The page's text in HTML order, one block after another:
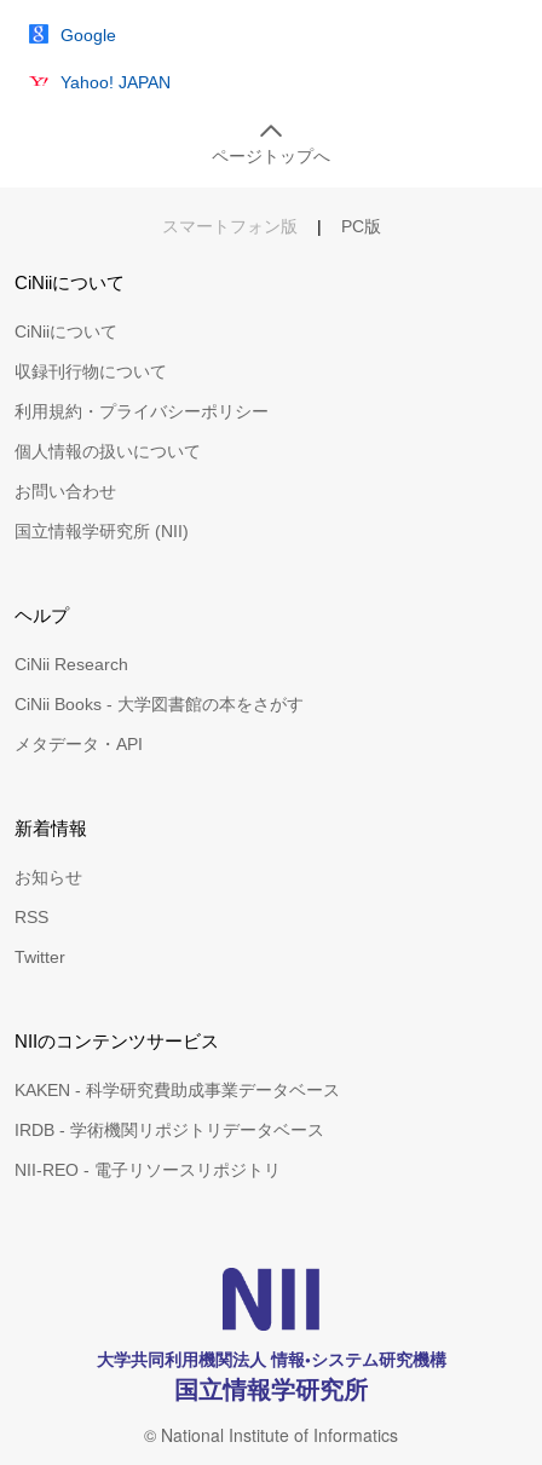
Google
Yahoo! JAPAN
ページトップへ
スマートフォン版 | PC版
CiNiiについて
CiNiiについて
収録刊行物について
利用規約・プライバシーポリシー
個人情報の扱いについて
お問い合わせ
国立情報学研究所 (NII)
ヘルプ
CiNii Research
CiNii Books - 大学図書館の本をさがす
メタデータ・API
新着情報
お知らせ
RSS
Twitter
NIIのコンテンツサービス
KAKEN - 科学研究費助成事業データベース
IRDB - 学術機関リポジトリデータベース
NII-REO - 電子リソースリポジトリ
大学共同利用機関法人 情報•システム研究機構
国立情報学研究所
© National Institute of Informatics